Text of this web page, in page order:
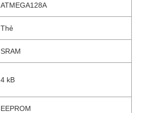
ATMEGA128A
Thẻ
SRAM
4 kB
EEPROM